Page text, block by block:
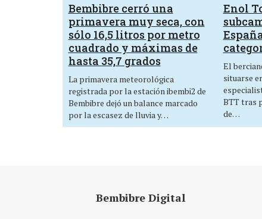
Bembibre cerró una
primavera muy seca, con
sólo 16,5 litros por metro
cuadrado y máximas de
hasta 35,7 grados
La primavera meteorológica
registrada por la estación ibembi2 de
Bembibre dejó un balance marcado
por la escasez de lluvia y…
Enol
El
situarse
BTT tras
de…
Bembibre Digital